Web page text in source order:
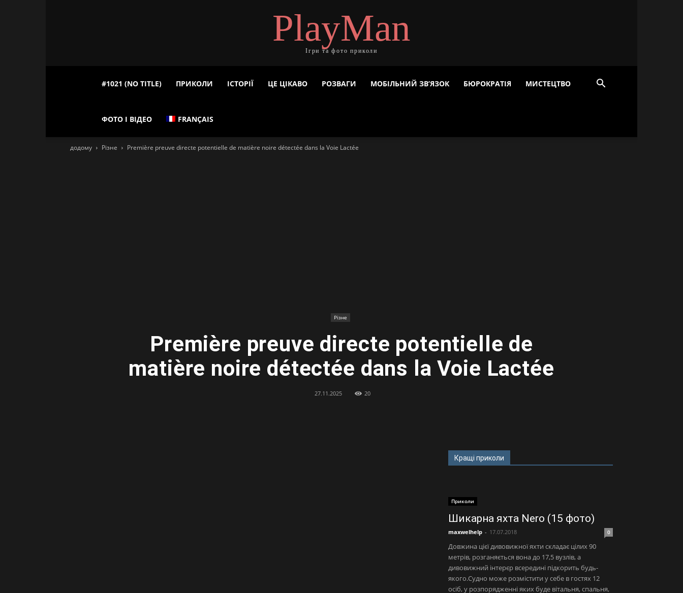
PlayMan
Ігри та фото приколи
#1021 (NO TITLE) ПРИКОЛИ ІСТОРІЇ ЦЕ ЦІКАВО РОЗВАГИ МОБІЛЬНИЙ ЗВ’ЯЗОК БЮРОКРАТІЯ МИСТЕЦТВО
ФОТО І ВІДЕО FRANÇAIS
додому Різне Première preuve directe potentielle de matière noire détectée dans la Voie Lactée
Різне
Première preuve directe potentielle de
matière noire détectée dans la Voie Lactée
27.11.2025 20
Кращі приколи
Приколи
Шикарна яхта Nero (15 фото)
maxwelhelp - 17.07.2018 0
Довжина цієї дивовижної яхти складає цілих 90
метрів, розганяється вона до 17,5 вузлів, а
дивовижний інтерєр всередині підкорить будь-
якого.Судно може розмістити у себе в гостях 12
осіб, у розпорядженні яких буде вітальня, спальня,